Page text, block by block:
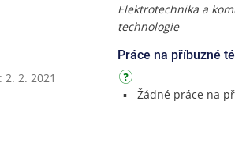
2. 2021
Elektrotechnika a
technologie
Práce na příbuzné
Žádné práce na